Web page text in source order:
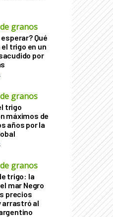
granos
Qué
trigo en un
por
granos
trigo
máximos de
años por la
granos
trigo: la
mar Negro
precios
arrastró al